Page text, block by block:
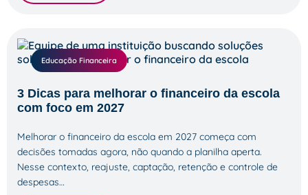
Educação Financeira
3 Dicas para melhorar o financeiro da escola
com foco em 2027
Melhorar o financeiro da escola em 2027 começa com
decisões tomadas agora, não quando a planilha aperta.
Nesse contexto, reajuste, captação, retenção e controle de
despesas…